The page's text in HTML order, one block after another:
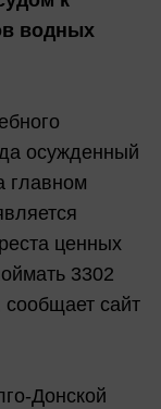
водных
осужденный
главном
ценных
3302
сайт
Донской